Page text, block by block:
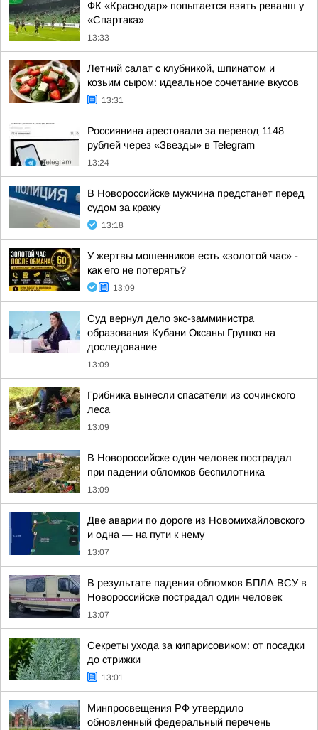
ФК «Краснодар» попытается взять реванш у
«Спартака»
13:33
Летний салат с клубникой, шпинатом и
козьим сыром: идеальное сочетание вкусов
13:31
Россиянина арестовали за перевод 1148
рублей через «Звезды» в Telegram
13:24
В Новороссийске мужчина предстанет перед
судом за кражу
13:18
У жертвы мошенников есть «золотой час» -
как его не потерять?
13:09
Суд вернул дело экс-замминистра
образования Кубани Оксаны Грушко на
доследование
13:09
Грибника вынесли спасатели из сочинского
леса
13:09
В Новороссийске один человек пострадал
при падении обломков беспилотника
13:09
Две аварии по дороге из Новомихайловского
и одна — на пути к нему
13:07
В результате падения обломков БПЛА ВСУ в
Новороссийске пострадал один человек
13:07
Секреты ухода за кипарисовиком: от посадки
до стрижки
13:01
Минпросвещения РФ утвердило
обновленный федеральный перечень